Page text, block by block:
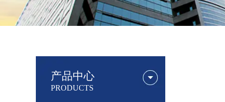
产品中心
PRODUCTS